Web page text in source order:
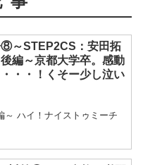
～STEP2CS：安田拓
編～京都大学卒。感動
・・！くそー少し泣い
～ ハイ！ナイストゥミーチ